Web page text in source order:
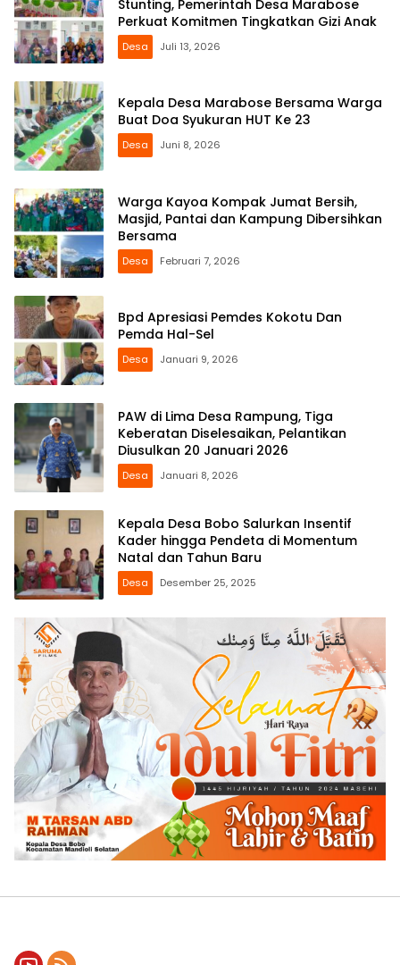
Stunting, Pemerintah Desa Marabose
Perkuat Komitmen Tingkatkan Gizi Anak
Desa Juli 13, 2026
Kepala Desa Marabose Bersama Warga
Buat Doa Syukuran HUT Ke 23
Desa Juni 8, 2026
Warga Kayoa Kompak Jumat Bersih,
Masjid, Pantai dan Kampung Dibersihkan
Bersama
Desa Februari 7, 2026
Bpd Apresiasi Pemdes Kokotu Dan
Pemda Hal-Sel
Desa Januari 9, 2026
PAW di Lima Desa Rampung, Tiga
Keberatan Diselesaikan, Pelantikan
Diusulkan 20 Januari 2026
Desa Januari 8, 2026
Kepala Desa Bobo Salurkan Insentif
Kader hingga Pendeta di Momentum
Natal dan Tahun Baru
Desa Desember 25, 2025